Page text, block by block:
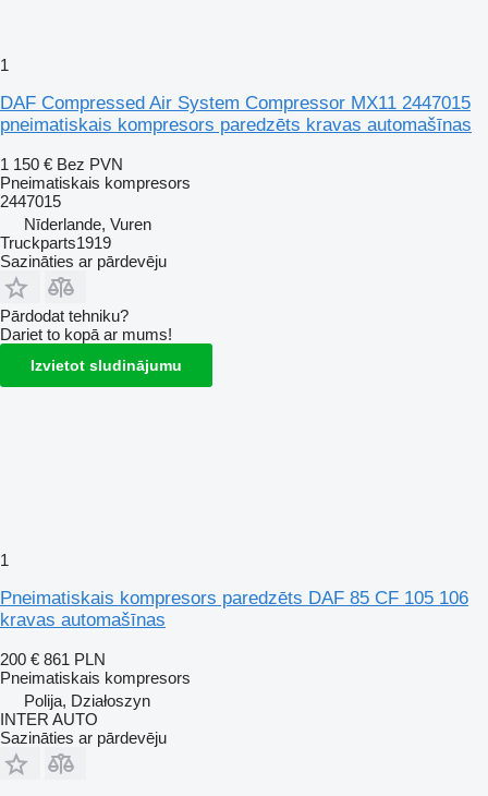
1
DAF Compressed Air System Compressor MX11 2447015
pneimatiskais kompresors paredzēts kravas automašīnas
1 150 € Bez PVN
Pneimatiskais kompresors
2447015
Nīderlande, Vuren
Truckparts1919
Sazināties ar pārdevēju
Pārdodat tehniku?
Dariet to kopā ar mums!
Izvietot sludinājumu
1
Pneimatiskais kompresors paredzēts DAF 85 CF 105 106
kravas automašīnas
200 € 861 PLN
Pneimatiskais kompresors
Polija, Działoszyn
INTER AUTO
Sazināties ar pārdevēju